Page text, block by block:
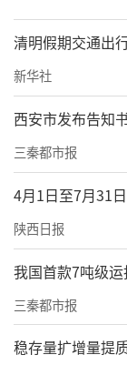
清明假期交通出
新华社
西安市发布告知
三秦都市报
4月1日至7月31
陕西日报
我国首款7吨级
三秦都市报
稳存量扩增量提